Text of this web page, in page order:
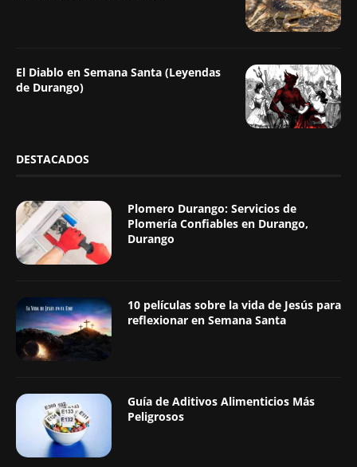
El Diablo en Semana Santa (Leyendas
de Durango)
DESTACADOS
Plomero Durango: Servicios de
Plomería Confiables en Durango,
Durango
10 películas sobre la vida de Jesús para
reflexionar en Semana Santa
Guía de Aditivos Alimenticios Más
Peligrosos